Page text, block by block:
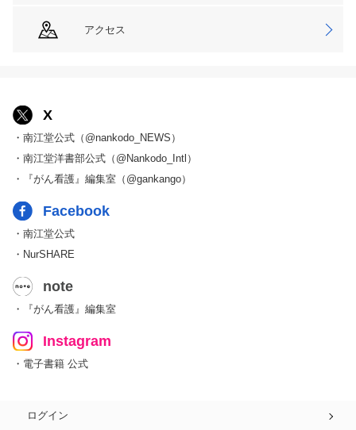
アクセス
X
・南江堂公式（@nankodo_NEWS）
・南江堂洋書部公式（@Nankodo_Intl）
・『がん看護』編集室（@gankango）
Facebook
・南江堂公式
・NurSHARE
note
・『がん看護』編集室
Instagram
・電子書籍 公式
ログイン